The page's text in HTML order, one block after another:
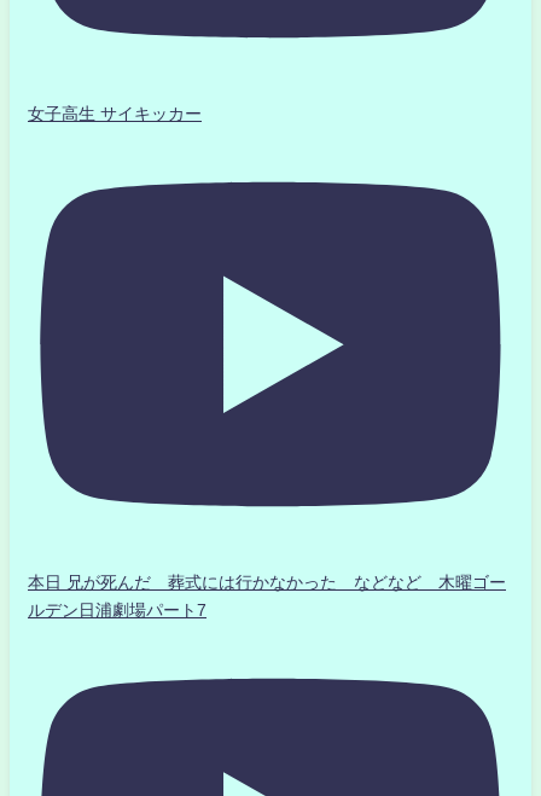
女子高生 サイキッカー
本日 兄が死んだ 葬式には行かなかった などなど 木曜ゴー
ルデン日浦劇場パート7